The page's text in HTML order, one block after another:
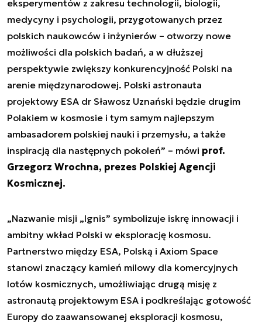
eksperymentów z zakresu technologii, biologii,
medycyny i psychologii, przygotowanych przez
polskich naukowców i inżynierów – otworzy nowe
możliwości dla polskich badań, a w dłuższej
perspektywie zwiększy konkurencyjność Polski na
arenie międzynarodowej. Polski astronauta
projektowy ESA dr Sławosz Uznański będzie drugim
Polakiem w kosmosie i tym samym najlepszym
ambasadorem polskiej nauki i przemysłu, a także
inspiracją dla następnych pokoleń” – mówi prof.
Grzegorz Wrochna, prezes Polskiej Agencji
Kosmicznej.
„Nazwanie misji „Ignis” symbolizuje iskrę innowacji i
ambitny wkład Polski w eksplorację kosmosu.
Partnerstwo między ESA, Polską i Axiom Space
stanowi znaczący kamień milowy dla komercyjnych
lotów kosmicznych, umożliwiając drugą misję z
astronautą projektowym ESA i podkreślając gotowość
Europy do zaawansowanej eksploracji kosmosu,